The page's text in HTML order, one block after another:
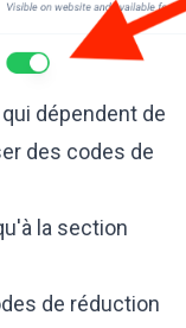
dépendent de
des codes de
la section
de réduction